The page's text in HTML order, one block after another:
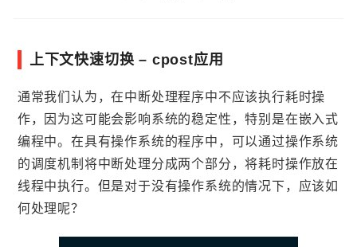
上下文快速切换 – cpost应用
通常我们认为，在中断处理程序中不应该执行耗时操
作，因为这可能会影响系统的稳定性，特别是在嵌入式
编程中。在具有操作系统的程序中，可以通过操作系统
的调度机制将中断处理分成两个部分，将耗时操作放在
线程中执行。但是对于没有操作系统的情况下，应该如
何处理呢？